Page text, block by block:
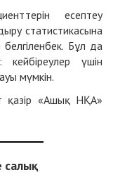
есептеу
статистикасына
белгіленбек. Бұл да
үшін
мүмкін.
қазір «Ашық НҚА»
салық